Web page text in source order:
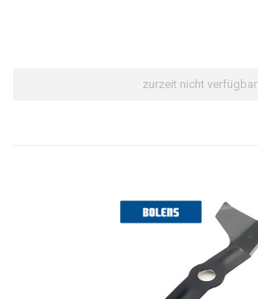
zurzeit nicht verfügbar